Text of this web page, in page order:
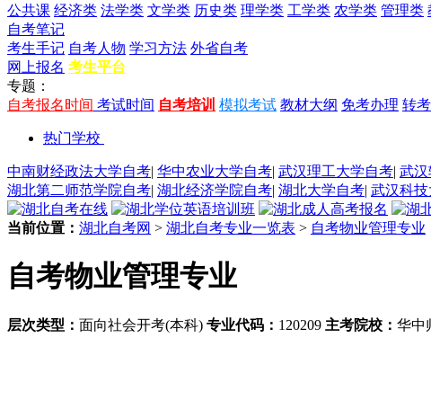
公共课 经济类 法学类 文学类 历史类 理学类 工学类 农学类 管理类
自考笔记
考生手记 自考人物 学习方法 外省自考
网上报名 考生平台
专题：
自考报名时间 考试时间 自考培训 模拟考试 教材大纲 免考办理 转
热门学校
中南财经政法大学自考| 华中农业大学自考| 武汉理工大学自考| 武
湖北第二师范学院自考| 湖北经济学院自考| 湖北大学自考| 武汉科
当前位置： 湖北自考网 > 湖北自考专业一览表 > 自考物业管理专业
自考物业管理专业
层次类型： 面向社会开考(本科) 专业代码： 120209 主考院校： 华中